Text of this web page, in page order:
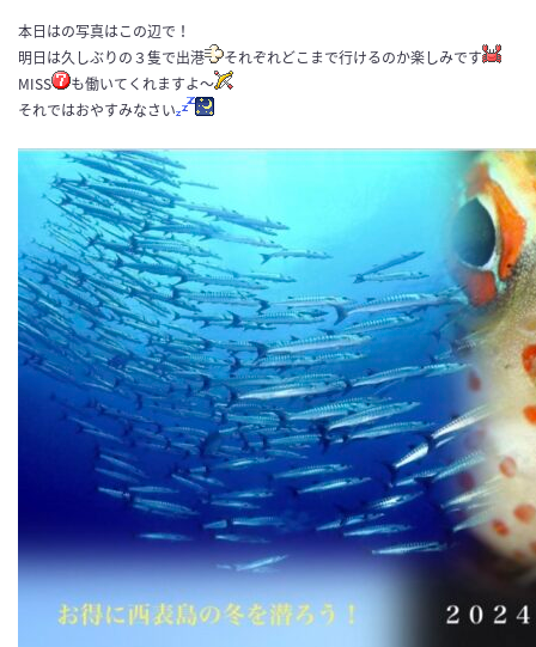
本日はの写真はこの辺で！
明日は久しぶりの３隻で出港
それぞれどこまで行けるのか楽しみです
MISS
も働いてくれますよ～
それではおやすみなさい